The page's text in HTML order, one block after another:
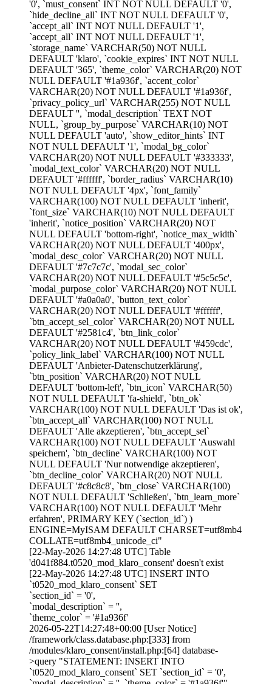
'0', `must_consent` INT NOT NULL DEFAULT '0',
`hide_decline_all` INT NOT NULL DEFAULT '0',
`accept_all` INT NOT NULL DEFAULT '1',
`accept_all` INT NOT NULL DEFAULT '1',
`storage_name` VARCHAR(50) NOT NULL
DEFAULT 'klaro', `cookie_expires` INT NOT NULL
DEFAULT '365', `theme_color` VARCHAR(20) NOT
NULL DEFAULT '#1a936f', `accent_color`
VARCHAR(20) NOT NULL DEFAULT '#1a936f',
`privacy_policy_url` VARCHAR(255) NOT NULL
DEFAULT '', `modal_description` TEXT NOT
NULL, `group_by_purpose` VARCHAR(10) NOT
NULL DEFAULT 'auto', `show_editor_hints` INT
NOT NULL DEFAULT '1', `modal_bg_color`
VARCHAR(20) NOT NULL DEFAULT '#333333',
`modal_text_color` VARCHAR(20) NOT NULL
DEFAULT '#ffffff', `border_radius` VARCHAR(10)
NOT NULL DEFAULT '4px', `font_family`
VARCHAR(100) NOT NULL DEFAULT 'inherit',
`font_size` VARCHAR(10) NOT NULL DEFAULT
'inherit', `notice_position` VARCHAR(20) NOT
NULL DEFAULT 'bottom-right', `notice_max_width`
VARCHAR(20) NOT NULL DEFAULT '400px',
`modal_desc_color` VARCHAR(20) NOT NULL
DEFAULT '#7c7c7c', `modal_sec_color`
VARCHAR(20) NOT NULL DEFAULT '#5c5c5c',
`modal_purpose_color` VARCHAR(20) NOT NULL
DEFAULT '#a0a0a0', `button_text_color`
VARCHAR(20) NOT NULL DEFAULT '#ffffff',
`btn_accept_sel_color` VARCHAR(20) NOT NULL
DEFAULT '#2581c4', `btn_link_color`
VARCHAR(20) NOT NULL DEFAULT '#459cdc',
`policy_link_label` VARCHAR(100) NOT NULL
DEFAULT 'Anbieter-Datenschutzerklärung',
`btn_position` VARCHAR(20) NOT NULL
DEFAULT 'bottom-left', `btn_icon` VARCHAR(50)
NOT NULL DEFAULT 'fa-shield', `btn_ok`
VARCHAR(100) NOT NULL DEFAULT 'Das ist ok',
`btn_accept_all` VARCHAR(100) NOT NULL
DEFAULT 'Alle akzeptieren', `btn_accept_sel`
VARCHAR(100) NOT NULL DEFAULT 'Auswahl
speichern', `btn_decline` VARCHAR(100) NOT
NULL DEFAULT 'Nur notwendige akzeptieren',
`btn_decline_color` VARCHAR(20) NOT NULL
DEFAULT '#c8c8c8', `btn_close` VARCHAR(100)
NOT NULL DEFAULT 'Schließen', `btn_learn_more`
VARCHAR(100) NOT NULL DEFAULT 'Mehr
erfahren', PRIMARY KEY (`section_id`) )
ENGINE=MyISAM DEFAULT CHARSET=utf8mb4
COLLATE=utf8mb4_unicode_ci"
[22-May-2026 14:27:48 UTC] Table
'd041f884.t0520_mod_klaro_consent' doesn't exist
[22-May-2026 14:27:48 UTC] INSERT INTO
`t0520_mod_klaro_consent` SET
`section_id` = '0',
`modal_description` = '',
`theme_color` = '#1a936f'
2026-05-22T14:27:48+00:00 [User Notice]
/framework/class.database.php:[333] from
/modules/klaro_consent/install.php:[64] database-
>query "STATEMENT: INSERT INTO
`t0520_mod_klaro_consent` SET `section_id` = '0',